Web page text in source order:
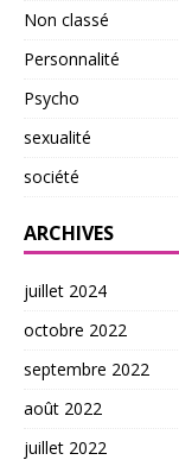
Non classé
Personnalité
Psycho
sexualité
société
ARCHIVES
juillet 2024
octobre 2022
septembre 2022
août 2022
juillet 2022